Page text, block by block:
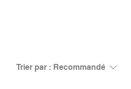
Trier par : Recommandé